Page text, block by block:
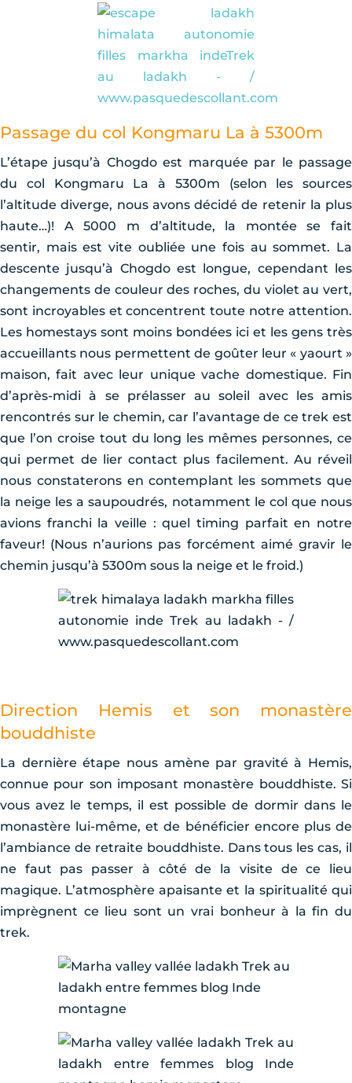
Passage du col Kongmaru La à 5300m
L’étape jusqu’à Chogdo est marquée par le passage
du col Kongmaru La à 5300m (selon les sources
l’altitude diverge, nous avons décidé de retenir la plus
haute…)! A 5000 m d’altitude, la montée se fait
sentir, mais est vite oubliée une fois au sommet. La
descente jusqu’à Chogdo est longue, cependant les
changements de couleur des roches, du violet au vert,
sont incroyables et concentrent toute notre attention.
Les homestays sont moins bondées ici et les gens très
accueillants nous permettent de goûter leur « yaourt »
maison, fait avec leur unique vache domestique. Fin
d’après-midi à se prélasser au soleil avec les amis
rencontrés sur le chemin, car l’avantage de ce trek est
que l’on croise tout du long les mêmes personnes, ce
qui permet de lier contact plus facilement. Au réveil
nous constaterons en contemplant les sommets que
la neige les a saupoudrés, notamment le col que nous
avions franchi la veille : quel timing parfait en notre
faveur! (Nous n’aurions pas forcément aimé gravir le
chemin jusqu’à 5300m sous la neige et le froid.)
Direction Hemis et son monastère
bouddhiste
La dernière étape nous amène par gravité à Hemis,
connue pour son imposant monastère bouddhiste. Si
vous avez le temps, il est possible de dormir dans le
monastère lui-même, et de bénéficier encore plus de
l’ambiance de retraite bouddhiste. Dans tous les cas, il
ne faut pas passer à côté de la visite de ce lieu
magique. L’atmosphère apaisante et la spiritualité qui
imprègnent ce lieu sont un vrai bonheur à la fin du
trek.